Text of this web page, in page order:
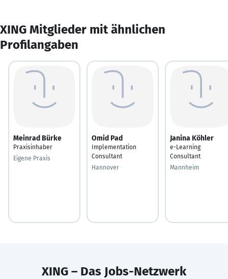
XING Mitglieder mit ähnlichen
Profilangaben
Meinrad Bürke
Praxisinhaber
Eigene Praxis
Omid Pad
Implementation
Consultant
Hannover
Janina Köhler
e-Learning
Consultant
Mannheim
XING – Das Jobs-Netzwerk